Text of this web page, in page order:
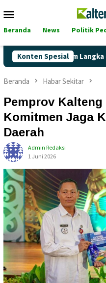
ke
Mobile
Beranda News Politik
Konten Spesial
Terancam Langka di
Beranda Habar Sekitar
Pemprov Kalteng
Komitmen Jaga
Daerah
Admin Redaksi
1 Juni 2026